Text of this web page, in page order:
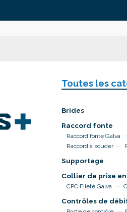
Toutes les
Brides
Raccord fonte
Raccord fonte Galva
Raccord à souder
Supportage
Collier de prise en
CPC Fileté Galva
Contrôles de